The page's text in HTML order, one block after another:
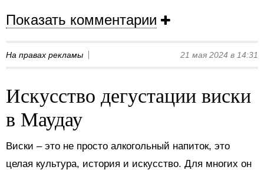
Показать комментарии
На правах рекламы 21 мая 2024 в 14:31
Искусство дегустации виски
в Маудау
Виски – это не просто алкогольный напиток, это
целая культура, история и искусство. Для многих он